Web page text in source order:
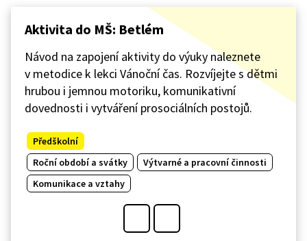
Aktivita do MŠ: Betlém
Návod na zapojení aktivity do výuky naleznete
v metodice k lekci Vánoční čas. Rozvíjejte s dětmi
hrubou i jemnou motoriku, komunikativní
dovednosti i vytváření prosociálních postojů.
Předškolní
Roční období a svátky
Výtvarné a pracovní činnosti
Komunikace a vztahy